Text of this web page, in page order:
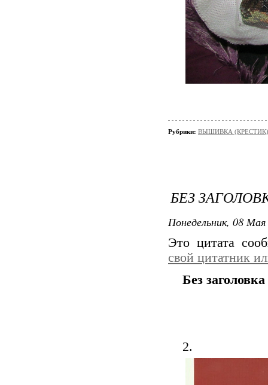
Рубрики: ВЫШИВКА (КРЕСТИК)/
БЕЗ
Понедельник, 08
Это цитата
свой цитатник
Без заголовка
2.